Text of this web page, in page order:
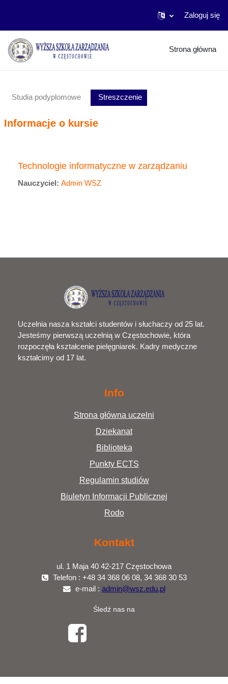
Zaloguj się
Strona główna
Studia podyplomowe Streszczenie
Informacje o kursie
Technologie informatyczne w zarządzaniu
Nauczyciel: Admin WSZ
Uczelnia nasza kształci studentów i słuchaczy od 25 lat.
Jesteśmy pierwszą uczelnią w Częstochowie, która
rozpoczęła kształcenie pielęgniarek. Kadry medyczne
kształcimy od 17 lat.
Info
Strona główna uczelni
Dziekanat
Biblioteka
Punkty ECTS
Regulamin studiów
Biuletyn Informacji Publicznej
Rodo
Kontakt
ul. 1 Maja 40 42-217 Częstochowa
Telefon : +48 34 368 06 08, 34 368 30 53
e-mail : admin@wsz.edu.pl
Śledź nas na